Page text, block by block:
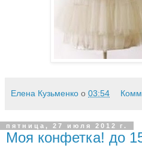
Елена Кузьменко о 03:54
пятница, 27 июля 2012 г.
Моя конфетка! до